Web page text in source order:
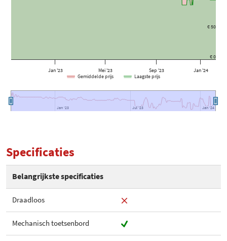
Jan '23 Mei '23 Sep '23 Jan '24
Jan '23
Jan '23 Jul '23
Jul '23 Jan '24
Jan '24
€ 0
€ 50
Gemiddelde prijs Laagste prijs
Specificaties
Belangrijkste specificaties
Draadloos
Mechanisch toetsenbord